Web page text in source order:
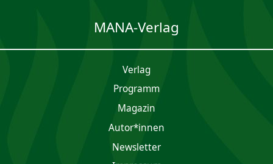
MANA-Verlag
Verlag
Programm
Magazin
Autor*innen
Newsletter